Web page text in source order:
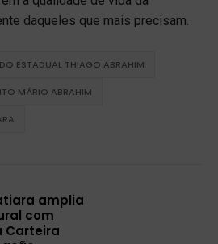
daqueles que mais precisam.
ESTADUAL THIAGO ABRAHIM
MÁRIO ABRAHIM
amplia
com
Carteira